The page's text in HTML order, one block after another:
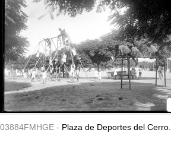
03884FMHGE - Plaza de Deportes del Cerro.